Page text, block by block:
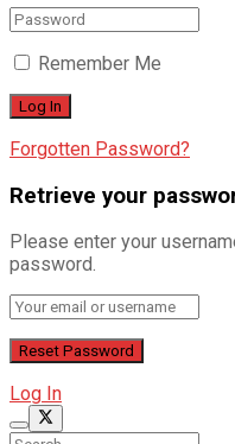
Remember Me
Forgotten Password?
Retrieve your
Please enter your
password.
Log In